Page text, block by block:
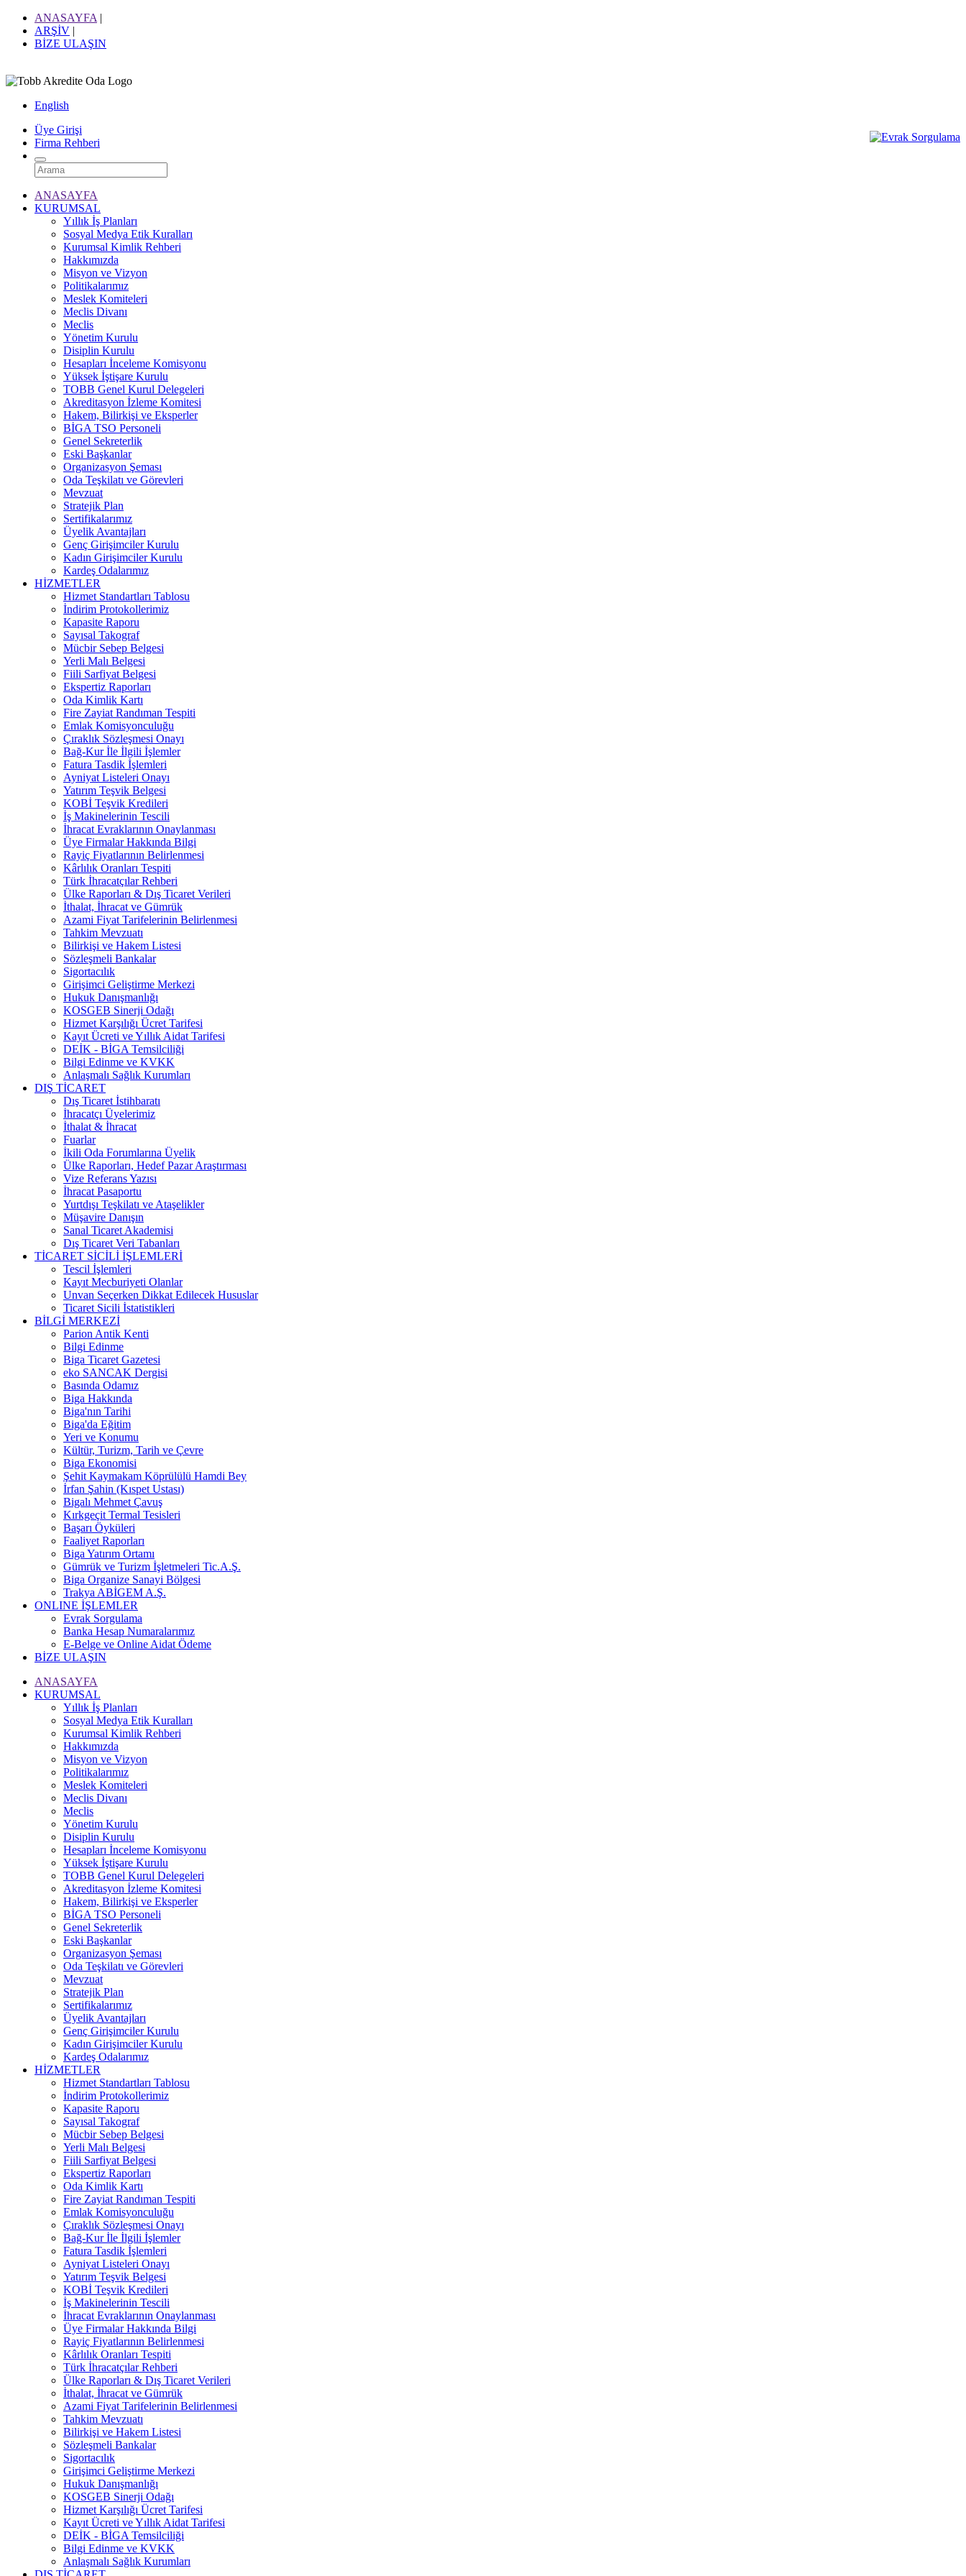
ANASAYFA |
ARŞİV |
BİZE ULAŞIN
English
Üye Girişi
Firma Rehberi
ANASAYFA
KURUMSAL
Yıllık İş Planları
Sosyal Medya Etik Kuralları
Kurumsal Kimlik Rehberi
Hakkımızda
Misyon ve Vizyon
Politikalarımız
Meslek Komiteleri
Meclis Divanı
Meclis
Yönetim Kurulu
Disiplin Kurulu
Hesapları İnceleme Komisyonu
Yüksek İştişare Kurulu
TOBB Genel Kurul Delegeleri
Akreditasyon İzleme Komitesi
Hakem, Bilirkişi ve Eksperler
BİGA TSO Personeli
Genel Sekreterlik
Eski Başkanlar
Organizasyon Şeması
Oda Teşkilatı ve Görevleri
Mevzuat
Stratejik Plan
Sertifikalarımız
Üyelik Avantajları
Genç Girişimciler Kurulu
Kadın Girişimciler Kurulu
Kardeş Odalarımız
HİZMETLER
Hizmet Standartları Tablosu
İndirim Protokollerimiz
Kapasite Raporu
Sayısal Takograf
Mücbir Sebep Belgesi
Yerli Malı Belgesi
Fiili Sarfiyat Belgesi
Ekspertiz Raporları
Oda Kimlik Kartı
Fire Zayiat Randıman Tespiti
Emlak Komisyonculuğu
Çıraklık Sözleşmesi Onayı
Bağ-Kur İle İlgili İşlemler
Fatura Tasdik İşlemleri
Ayniyat Listeleri Onayı
Yatırım Teşvik Belgesi
KOBİ Teşvik Kredileri
İş Makinelerinin Tescili
İhracat Evraklarının Onaylanması
Üye Firmalar Hakkında Bilgi
Rayiç Fiyatlarının Belirlenmesi
Kârlılık Oranları Tespiti
Türk İhracatçılar Rehberi
Ülke Raporları & Dış Ticaret Verileri
İthalat, İhracat ve Gümrük
Azami Fiyat Tarifelerinin Belirlenmesi
Tahkim Mevzuatı
Bilirkişi ve Hakem Listesi
Sözleşmeli Bankalar
Sigortacılık
Girişimci Geliştirme Merkezi
Hukuk Danışmanlığı
KOSGEB Sinerji Odağı
Hizmet Karşılığı Ücret Tarifesi
Kayıt Ücreti ve Yıllık Aidat Tarifesi
DEİK - BİGA Temsilciliği
Bilgi Edinme ve KVKK
Anlaşmalı Sağlık Kurumları
DIŞ TİCARET
Dış Ticaret İstihbaratı
İhracatçı Üyelerimiz
İthalat & İhracat
Fuarlar
İkili Oda Forumlarına Üyelik
Ülke Raporları, Hedef Pazar Araştırması
Vize Referans Yazısı
İhracat Pasaportu
Yurtdışı Teşkilatı ve Ataşelikler
Müşavire Danışın
Sanal Ticaret Akademisi
Dış Ticaret Veri Tabanları
TİCARET SİCİLİ İŞLEMLERİ
Tescil İşlemleri
Kayıt Mecburiyeti Olanlar
Unvan Seçerken Dikkat Edilecek Hususlar
Ticaret Sicili İstatistikleri
BİLGİ MERKEZİ
Parion Antik Kenti
Bilgi Edinme
Biga Ticaret Gazetesi
eko SANCAK Dergisi
Basında Odamız
Biga Hakkında
Biga'nın Tarihi
Biga'da Eğitim
Yeri ve Konumu
Kültür, Turizm, Tarih ve Çevre
Biga Ekonomisi
Şehit Kaymakam Köprülülü Hamdi Bey
İrfan Şahin (Kıspet Ustası)
Bigalı Mehmet Çavuş
Kırkgeçit Termal Tesisleri
Başarı Öyküleri
Faaliyet Raporları
Biga Yatırım Ortamı
Gümrük ve Turizm İşletmeleri Tic.A.Ş.
Biga Organize Sanayi Bölgesi
Trakya ABİGEM A.Ş.
ONLINE İŞLEMLER
Evrak Sorgulama
Banka Hesap Numaralarımız
E-Belge ve Online Aidat Ödeme
BİZE ULAŞIN
ANASAYFA
KURUMSAL
Yıllık İş Planları
Sosyal Medya Etik Kuralları
Kurumsal Kimlik Rehberi
Hakkımızda
Misyon ve Vizyon
Politikalarımız
Meslek Komiteleri
Meclis Divanı
Meclis
Yönetim Kurulu
Disiplin Kurulu
Hesapları İnceleme Komisyonu
Yüksek İştişare Kurulu
TOBB Genel Kurul Delegeleri
Akreditasyon İzleme Komitesi
Hakem, Bilirkişi ve Eksperler
BİGA TSO Personeli
Genel Sekreterlik
Eski Başkanlar
Organizasyon Şeması
Oda Teşkilatı ve Görevleri
Mevzuat
Stratejik Plan
Sertifikalarımız
Üyelik Avantajları
Genç Girişimciler Kurulu
Kadın Girişimciler Kurulu
Kardeş Odalarımız
HİZMETLER
Hizmet Standartları Tablosu
İndirim Protokollerimiz
Kapasite Raporu
Sayısal Takograf
Mücbir Sebep Belgesi
Yerli Malı Belgesi
Fiili Sarfiyat Belgesi
Ekspertiz Raporları
Oda Kimlik Kartı
Fire Zayiat Randıman Tespiti
Emlak Komisyonculuğu
Çıraklık Sözleşmesi Onayı
Bağ-Kur İle İlgili İşlemler
Fatura Tasdik İşlemleri
Ayniyat Listeleri Onayı
Yatırım Teşvik Belgesi
KOBİ Teşvik Kredileri
İş Makinelerinin Tescili
İhracat Evraklarının Onaylanması
Üye Firmalar Hakkında Bilgi
Rayiç Fiyatlarının Belirlenmesi
Kârlılık Oranları Tespiti
Türk İhracatçılar Rehberi
Ülke Raporları & Dış Ticaret Verileri
İthalat, İhracat ve Gümrük
Azami Fiyat Tarifelerinin Belirlenmesi
Tahkim Mevzuatı
Bilirkişi ve Hakem Listesi
Sözleşmeli Bankalar
Sigortacılık
Girişimci Geliştirme Merkezi
Hukuk Danışmanlığı
KOSGEB Sinerji Odağı
Hizmet Karşılığı Ücret Tarifesi
Kayıt Ücreti ve Yıllık Aidat Tarifesi
DEİK - BİGA Temsilciliği
Bilgi Edinme ve KVKK
Anlaşmalı Sağlık Kurumları